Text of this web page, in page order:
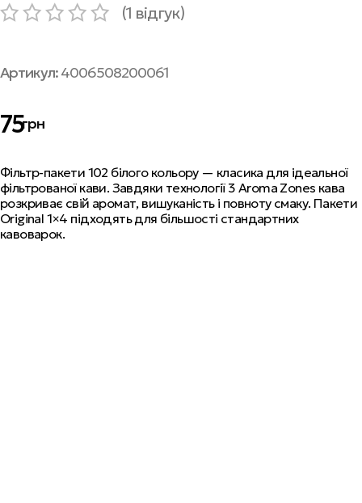
(1 відгук)
Артикул:4006508200061
75грн
Фільтр-пакети 102 білого кольору — класика для ідеальної
фільтрованої кави. Завдяки технології 3 Aroma Zones кава
розкриває свій аромат, вишуканість і повноту смаку. Пакети
Original 1×4 підходять для більшості стандартних
кавоварок.